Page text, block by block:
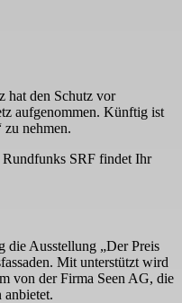
hat den Schutz vor
aufgenommen. Künftig ist
nehmen.
SRF findet Ihr
die Ausstellung „Der Preis
Mit unterstützt wird
von der Firma Seen AG, die
anbietet.